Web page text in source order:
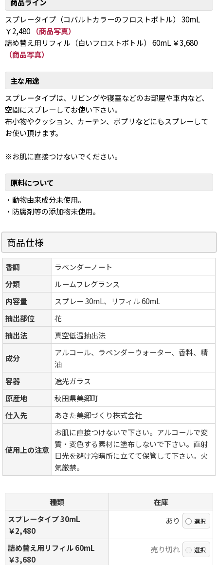
スプレータイプ（コバルトカラーのフロストボトル） 30mL
￥2,480 （商品写真）
詰め替え用リフィル（白いフロストボトル） 60mL ￥3,680
（商品写真）
主な用途
スプレータイプは、リビングや寝室などのお部屋や車内など、
空間にスプレーしてお使い下さい。
布小物やクッション、カーテン、ポプリなどにもスプレーして
お使い頂けます。
※お肌に直接つけないでください。
原料について
・動物由来成分未使用。
・防腐剤等の添加物未使用。
商品仕様
香調
ラベンダーノート
分類
ルームフレグランス
内容量
スプレー 30mL、リフィル 60mL
抽出部位
花
抽出法
真空低温抽出法
成分
アルコール、ラベンダーウォーター、香料、精
油
容器
遮光ガラス
原産地
秋田県美郷町
仕入先
あきた美郷づくり株式会社
使用上の注意
お肌に直接つけないで下さい。アルコールで変
質・変色する素材に塗布しないで下さい。直射
日光を避け冷暗所に立てて保管して下さい。火
気厳禁。
種類
在庫
スプレータイプ 30mL
￥2,480
あり
詰め替え用リフィル 60mL
￥3,680
売り切れ